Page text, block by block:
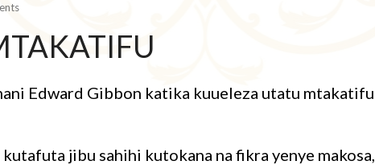
Edward Gibbon katika kuueleza utatu mtakatifu
jibu sahihi kutokana na fikra yenye makosa,